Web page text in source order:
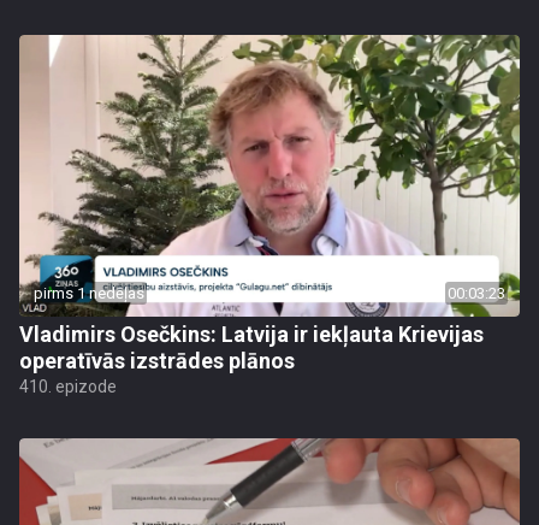
pirms 1 nedēļas 00:03:23
Vladimirs Osečkins: Latvija ir iekļauta Krievijas
operatīvās izstrādes plānos
410. epizode